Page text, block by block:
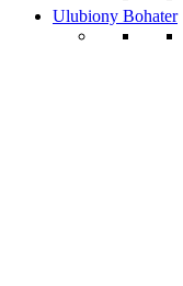
Ulubiony Bohater